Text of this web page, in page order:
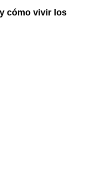
cómo vivir los